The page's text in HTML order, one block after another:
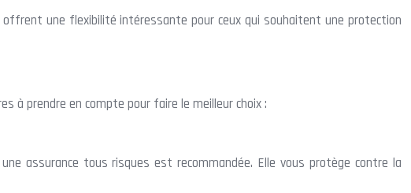
une flexibilité intéressante pour ceux qui souhaitent une protection
à prendre en compte pour faire le meilleur choix :
assurance tous risques est recommandée. Elle vous protège contre la